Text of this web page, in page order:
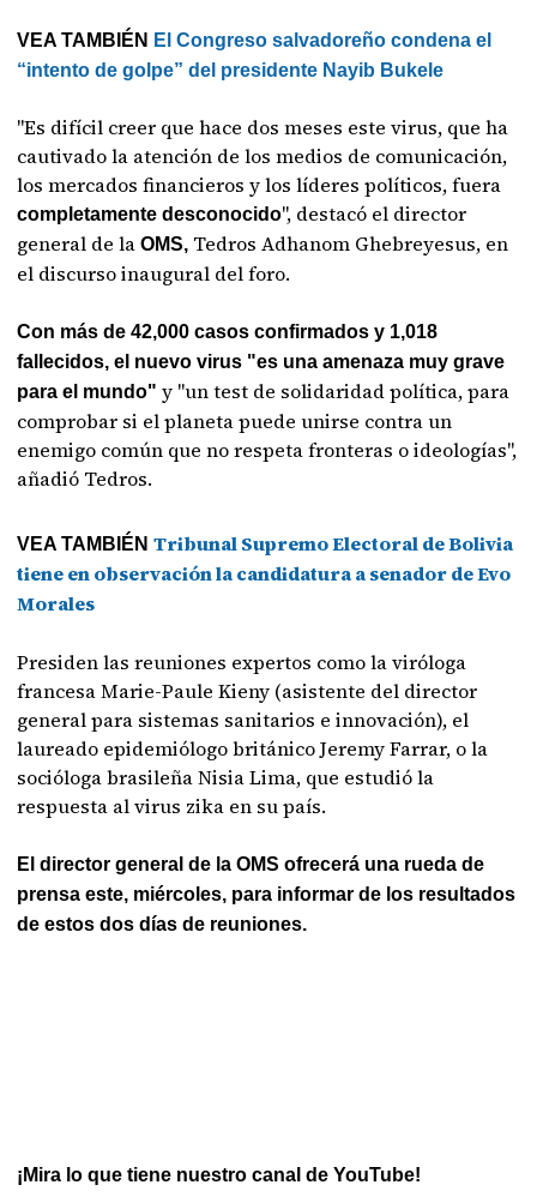
VEA TAMBIÉN El Congreso salvadoreño condena el
“intento de golpe” del presidente Nayib Bukele
"Es difícil creer que hace dos meses este virus, que ha
cautivado la atención de los medios de comunicación,
los mercados financieros y los líderes políticos, fuera
completamente desconocido", destacó el director
general de laOMS, Tedros Adhanom Ghebreyesus, en
el discurso inaugural del foro.
Con más de 42,000 casos confirmados y 1,018
fallecidos, el nuevo virus "es una amenaza muy grave
para el mundo"y "un test de solidaridad política, para
comprobar si el planeta puede unirse contra un
enemigo común que no respeta fronteras o ideologías",
añadió Tedros.
VEA TAMBIÉNTribunal Supremo Electoral de Bolivia
tiene en observación la candidatura a senador de Evo
Morales
Presiden las reuniones expertos como la viróloga
francesa Marie-Paule Kieny (asistente del director
general para sistemas sanitarios e innovación), el
laureado epidemiólogo británico Jeremy Farrar, o la
socióloga brasileña Nisia Lima, que estudió la
respuesta al virus zika en su país.
El director general de la OMS ofrecerá una rueda de
prensa este, miércoles, para informar de los resultados
de estos dos días de reuniones.
¡Mira lo que tiene nuestro canal de YouTube!